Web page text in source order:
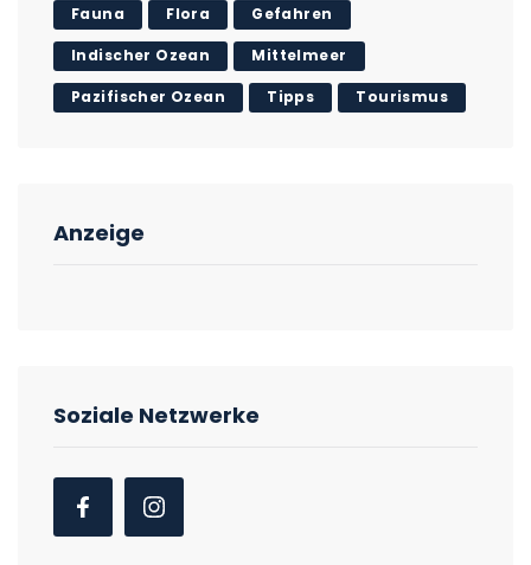
Fauna Flora Gefahren
Indischer Ozean Mittelmeer
Pazifischer Ozean Tipps Tourismus
Anzeige
Soziale Netzwerke